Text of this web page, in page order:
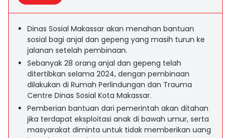
Dinas Sosial Makassar akan menahan bantuan
sosial bagi anjal dan gepeng yang masih turun ke
jalanan setelah pembinaan.
Sebanyak 28 orang anjal dan gepeng telah
ditertibkan selama 2024, dengan pembinaan
dilakukan di Rumah Perlindungan dan Trauma
Centre Dinas Sosial Kota Makassar.
Pemberian bantuan dari pemerintah akan ditahan
jika terdapat eksploitasi anak di bawah umur, serta
masyarakat diminta untuk tidak memberikan uang